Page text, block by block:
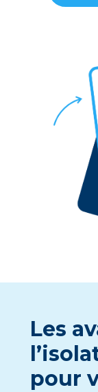
Les
pour